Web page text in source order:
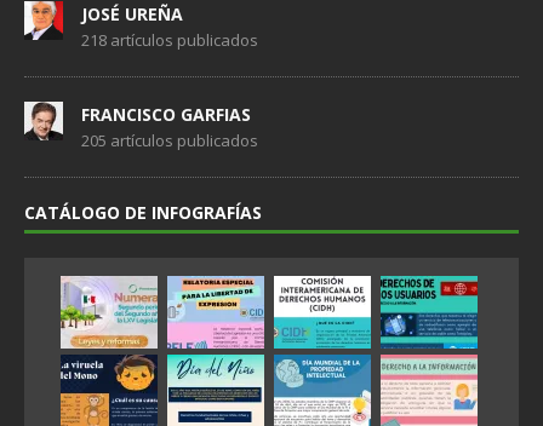
JOSÉ UREÑA
218 artículos publicados
FRANCISCO GARFIAS
205 artículos publicados
CATÁLOGO DE INFOGRAFÍAS